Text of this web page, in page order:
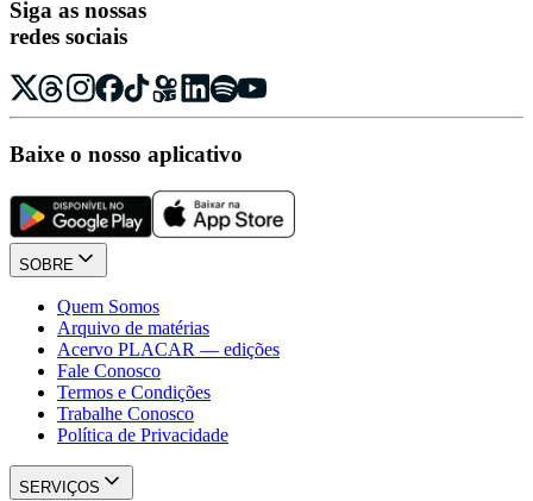
Siga as nossas
redes sociais
Baixe o nosso aplicativo
SOBRE
Quem Somos
Arquivo de matérias
Acervo PLACAR — edições
Fale Conosco
Termos e Condições
Trabalhe Conosco
Política de Privacidade
SERVIÇOS